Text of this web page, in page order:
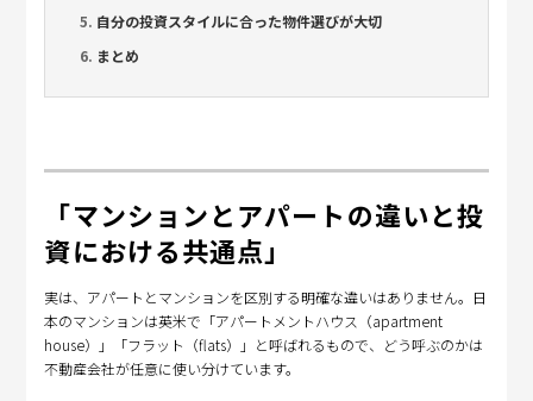
自分の投資スタイルに合った物件選びが大切
まとめ
「マンションとアパートの違いと投
資における共通点」
実は、アパートとマンションを区別する明確な違いはありません。日
本のマンションは英米で「アパートメントハウス（apartment
house）」「フラット（flats）」と呼ばれるもので、どう呼ぶのかは
不動産会社が任意に使い分けています。